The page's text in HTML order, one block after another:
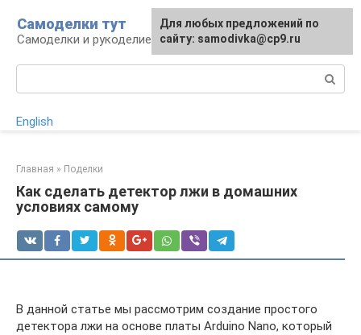
контенту
Самоделки тут
Самоделки и рукоделие для дома и участка
English
Главная » Поделки
Как сделать детектор лжи в домашних
условиях самому
В данной статье мы рассмотрим создание простого
детектора лжи на основе платы Arduino Nano, который
Для любых предложений по
сайту: samodivka@cp9.ru